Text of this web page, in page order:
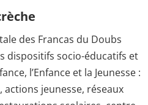
des Francas du Doubs
dispositifs socio-éducatifs et
l’Enfance et la Jeunesse :
jeunesse, réseaux